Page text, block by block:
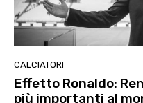
CALCIATORI
Effetto Ronaldo:
più importanti al